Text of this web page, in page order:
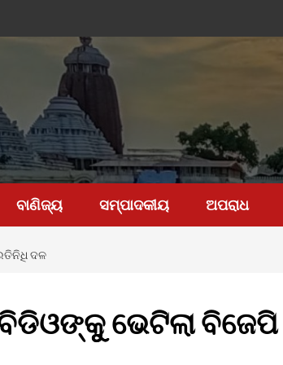
ବାଣିଜ୍ୟ ସମ୍ପାଦକୀୟ ଅପରାଧ
ଦଳ
ବିଡିଓଙ୍କୁୁ ଭେଟିଲା ବିଜେପି